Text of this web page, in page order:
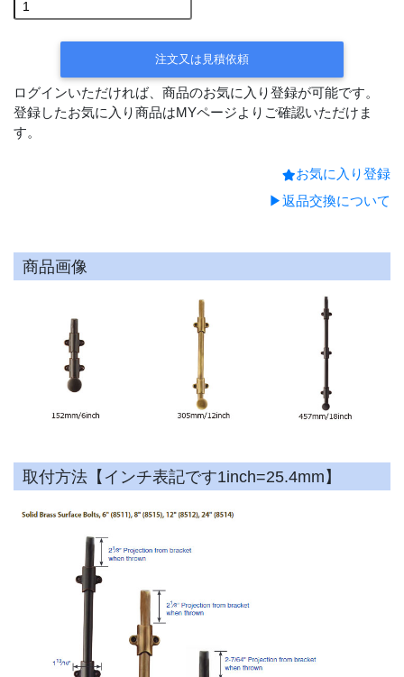
注文又は見積依頼
ログインいただければ、商品のお気に入り登録が可能です。
登録したお気に入り商品はMYページよりご確認いただけま
す。
お気に入り登録
▶返品交換について
商品画像
取付方法【インチ表記です1inch=25.4mm】